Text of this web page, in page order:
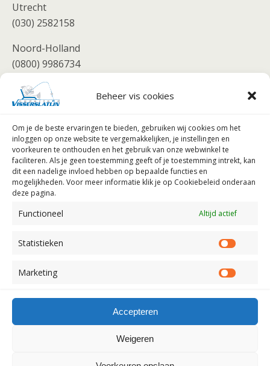
Beheer vis cookies
Om je de beste ervaringen te bieden, gebruiken wij cookies om het
inloggen op onze website te vergemakkelijken, je instellingen en
voorkeuren te onthouden en het gebruik van onze webwinkel te
faciliteren. Als je geen toestemming geeft of je toestemming intrekt, kan
dit een nadelige invloed hebben op bepaalde functies en
mogelijkheden. Voor meer informatie klik je op Cookiebeleid onderaan
deze pagina.
Functioneel Altijd actief
Statistieken
Marketing
Accepteren
Weigeren
Utrecht
(030) 2582158
Noord-Holland
(0800) 9986734
Zuid-Holland
(070) 4417550
Zeeland
(0118) 631967
Noord-Brabant
(073) 6808058
Limburg
Terug naar boven